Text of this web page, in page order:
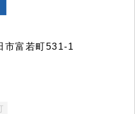
富若町531-1